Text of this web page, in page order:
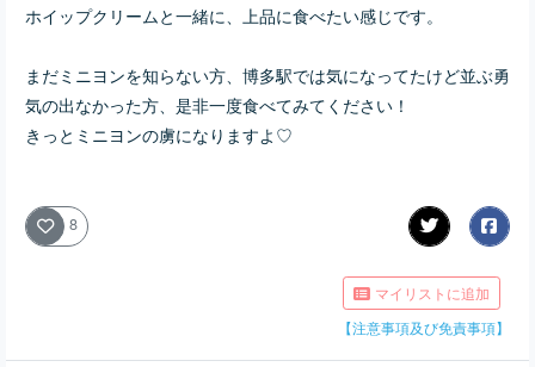
ホイップクリームと一緒に、上品に食べたい感じです。
まだミニヨンを知らない方、博多駅では気になってたけど並ぶ勇
気の出なかった方、是非一度食べてみてください！
きっとミニヨンの虜になりますよ♡
8
マイリストに追加
【注意事項及び免責事項】